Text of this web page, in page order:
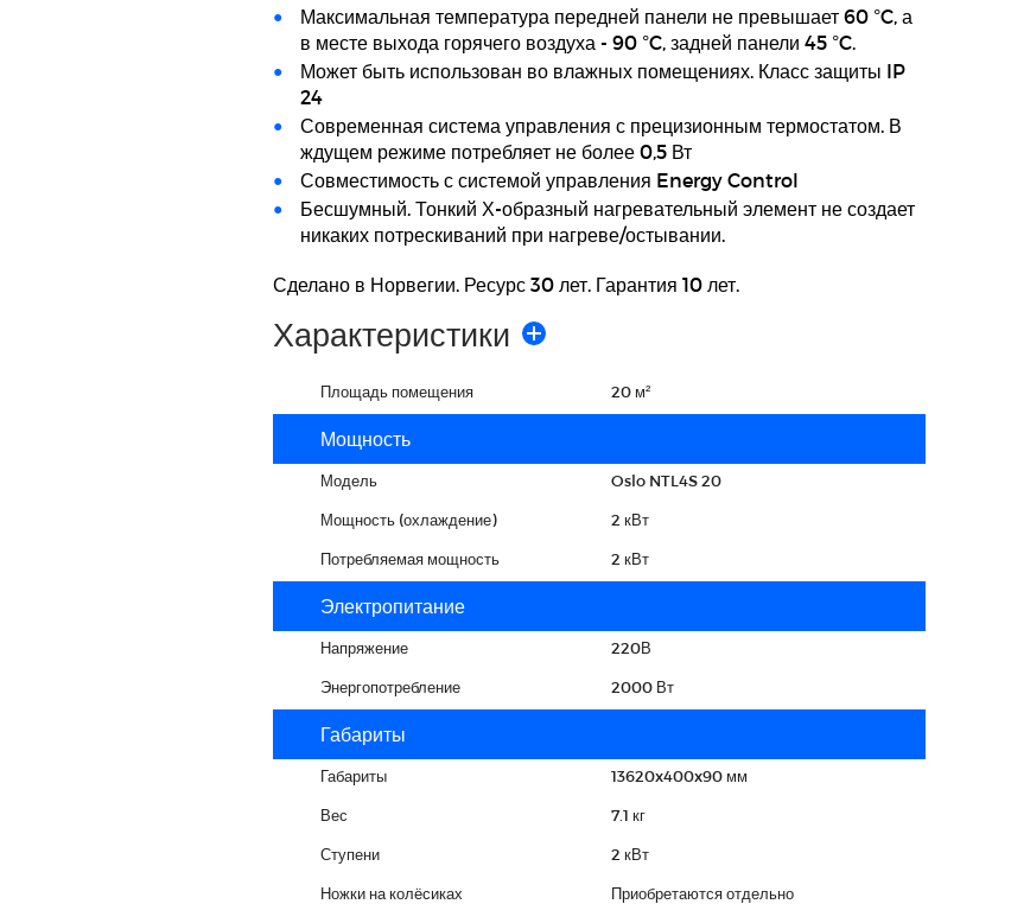
Максимальная температура передней панели не превышает 60 °C, а
в месте выхода горячего воздуха - 90 °C, задней панели 45 °C.
Может быть использован во влажных помещениях. Класс защиты IP
24
Современная система управления с прецизионным термостатом. В
ждущем режиме потребляет не более 0,5 Вт
Совместимость с системой управления Energy Control
Бесшумный. Тонкий Х-образный нагревательный элемент не создает
никаких потрескиваний при нагреве/остывании.
Сделано в Норвегии. Ресурс 30 лет. Гарантия 10 лет.
Характеристики
Площадь помещения 20 м²
Мощность
Модель Oslo NTL4S 20
Мощность (охлаждение) 2 кВт
Потребляемая мощность 2 кВт
Электропитание
Напряжение 220В
Энергопотребление 2000 Вт
Габариты
Габариты 13620x400x90 мм
Вес 7.1 кг
Ступени 2 кВт
Ножки на колёсиках Приобретаются отдельно